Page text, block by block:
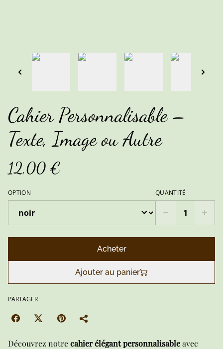
Cahier Personnalisable –
Texte, Image ou Autre
12,00 €
OPTION QUANTITÉ
Acheter
Ajouter au panier
PARTAGER
Découvrez notrecahier élégant personnalisableavec